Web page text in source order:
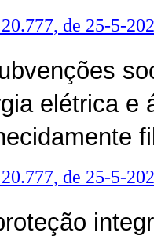
20.777, de 25-5-
elétrica e
20.777, de 25-5-